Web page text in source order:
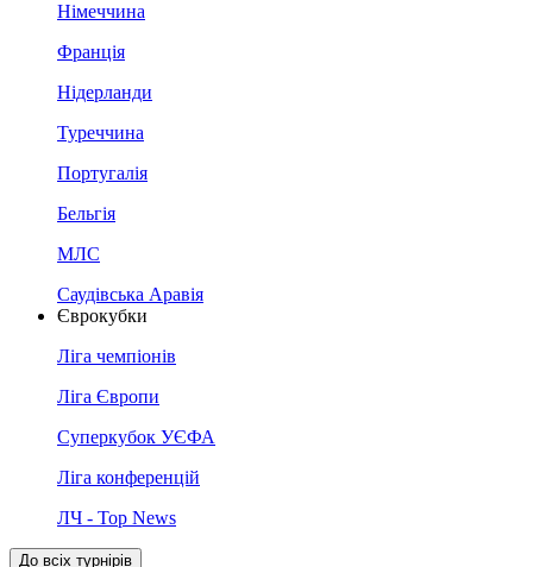
Німеччина
Франція
Нідерланди
Туреччина
Португалія
Бельгія
МЛС
Саудівська Аравія
Єврокубки
Ліга чемпіонів
Ліга Європи
Суперкубок УЄФА
Ліга конференцій
ЛЧ - Top News
До всіх турнірів